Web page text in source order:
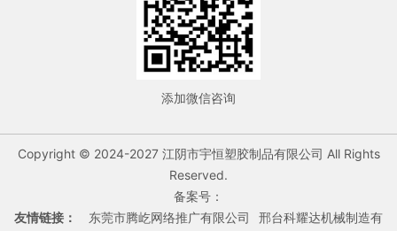
添加微信咨询
Copyright © 2024-2027 江阴市宇恒塑胶制品有限公司 All Rights
Reserved.
备案号：
友情链接：
东莞市腾屹网络推广有限公司
邢台科耀达机械制造有